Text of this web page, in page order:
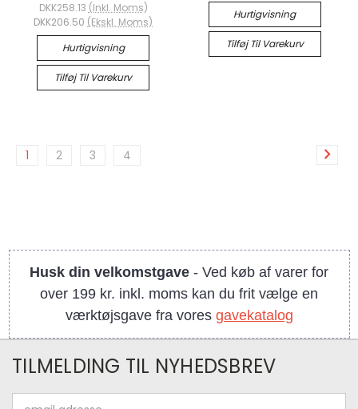
DKK258.13 (Inkl. Moms)
DKK206.50 (Ekskl. Moms)
Hurtigvisning
Tilføj Til Varekurv
Hurtigvisning
Tilføj Til Varekurv
1 2 3 4
Husk din velkomstgave - Ved køb af varer for
over 199 kr. inkl. moms kan du frit vælge en
værktøjsgave fra vores gavekatalog
TILMELDING TIL NYHEDSBREV